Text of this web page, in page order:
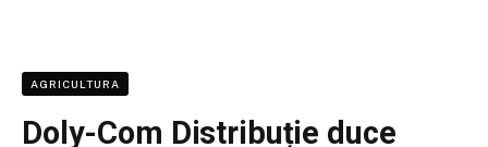
AGRICULTURA
Doly-Com Distribuție duce